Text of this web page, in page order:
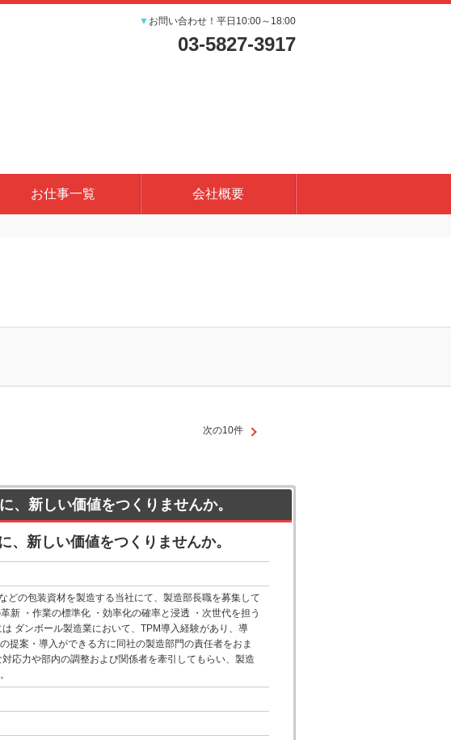
▼ お問い合わせ！平日10:00～18:00
03-5827-3917
お仕事一覧 会社概要
次の10件
、新しい価値をつくりませんか。
新しい価値をつくりませんか。
どの包装資材を製造する当社にて、製造部長職を募集して
新 ・作業の標準化 ・効率化の確率と浸透 ・次世代を担う
ダンボール製造業において、TPM導入経験があり、導
提案・導入ができる方に同社の製造部門の責任者をおま
応力や部内の調整および関係者を牽引してもらい、製造